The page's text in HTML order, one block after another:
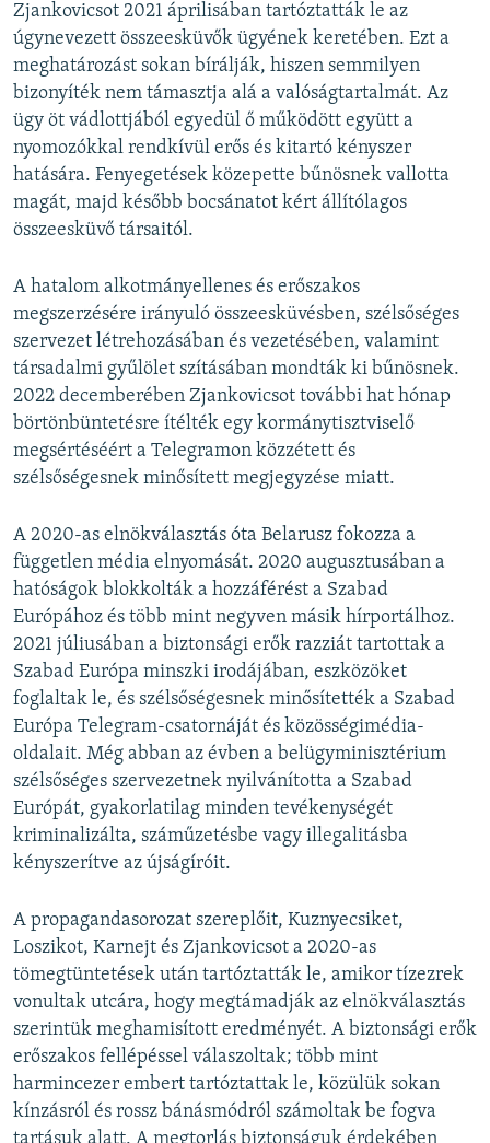
Zjankovicsot 2021 áprilisában tartóztatták le az
úgynevezett összeesküvők ügyének keretében. Ezt a
meghatározást sokan bírálják, hiszen semmilyen
bizonyíték nem támasztja alá a valóságtartalmát. Az
ügy öt vádlottjából egyedül ő működött együtt a
nyomozókkal rendkívül erős és kitartó kényszer
hatására. Fenyegetések közepette bűnösnek vallotta
magát, majd később bocsánatot kért állítólagos
összeesküvő társaitól.
A hatalom alkotmányellenes és erőszakos
megszerzésére irányuló összeesküvésben, szélsőséges
szervezet létrehozásában és vezetésében, valamint
társadalmi gyűlölet szításában mondták ki bűnösnek.
2022 decemberében Zjankovicsot további hat hónap
börtönbüntetésre ítélték egy kormánytisztviselő
megsértéséért a Telegramon közzétett és
szélsőségesnek minősített megjegyzése miatt.
A 2020-as elnökválasztás óta Belarusz fokozza a
független média elnyomását. 2020 augusztusában a
hatóságok blokkolták a hozzáférést a Szabad
Európához és több mint negyven másik hírportálhoz.
2021 júliusában a biztonsági erők razziát tartottak a
Szabad Európa minszki irodájában, eszközöket
foglaltak le, és szélsőségesnek minősítették a Szabad
Európa Telegram-csatornáját és közösségimédia-
oldalait. Még abban az évben a belügyminisztérium
szélsőséges szervezetnek nyilvánította a Szabad
Európát, gyakorlatilag minden tevékenységét
kriminalizálta, száműzetésbe vagy illegalitásba
kényszerítve az újságíróit.
A propagandasorozat szereplőit, Kuznyecsiket,
Loszikot, Karnejt és Zjankovicsot a 2020-as
tömegtüntetések után tartóztatták le, amikor tízezrek
vonultak utcára, hogy megtámadják az elnökválasztás
szerintük meghamisított eredményét. A biztonsági erők
erőszakos fellépéssel válaszoltak; több mint
harmincezer embert tartóztattak le, közülük sokan
kínzásról és rossz bánásmódról számoltak be fogva